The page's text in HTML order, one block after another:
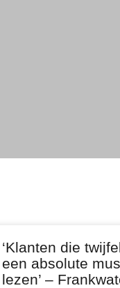
‘Klanten die
een absolute
lezen’ –